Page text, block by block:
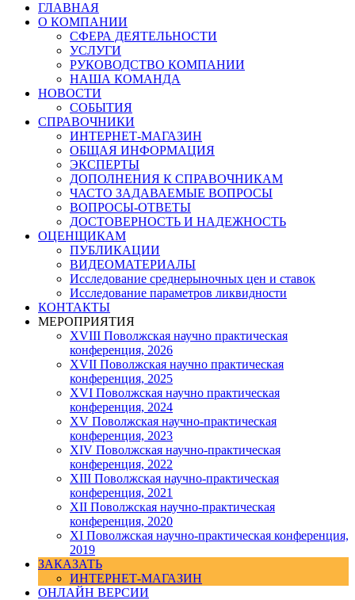
ГЛАВНАЯ
О КОМПАНИИ
СФЕРА ДЕЯТЕЛЬНОСТИ
УСЛУГИ
РУКОВОДСТВО КОМПАНИИ
НАША КОМАНДА
НОВОСТИ
СОБЫТИЯ
СПРАВОЧНИКИ
ИНТЕРНЕТ-МАГАЗИН
ОБЩАЯ ИНФОРМАЦИЯ
ЭКСПЕРТЫ
ДОПОЛНЕНИЯ К СПРАВОЧНИКАМ
ЧАСТО ЗАДАВАЕМЫЕ ВОПРОСЫ
ВОПРОСЫ-ОТВЕТЫ
ДОСТОВЕРНОСТЬ И НАДЕЖНОСТЬ
ОЦЕНЩИКАМ
ПУБЛИКАЦИИ
ВИДЕОМАТЕРИАЛЫ
Исследование среднерыночных цен и ставок
Исследование параметров ликвидности
КОНТАКТЫ
МЕРОПРИЯТИЯ
XVIII Поволжская научно практическая
конференция, 2026
XVII Поволжская научно практическая
конференция, 2025
XVI Поволжская научно практическая
конференция, 2024
ХV Поволжская научно-практическая
конференция, 2023
ХIV Поволжская научно-практическая
конференция, 2022
ХIII Поволжская научно-практическая
конференция, 2021
ХII Поволжская научно-практическая
конференция, 2020
XI Поволжская научно-практическая конференция,
2019
ЗАКАЗАТЬ
ИНТЕРНЕТ-МАГАЗИН
ОНЛАЙН ВЕРСИИ